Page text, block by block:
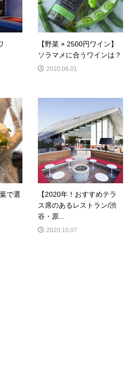
【野菜 × 2500円ワイン】
ソラマメに合うワインは？
2020.06.01
で選
【2020年！おすすめテラ
ス席のあるレストラン/渋
谷・原...
2020.10.07